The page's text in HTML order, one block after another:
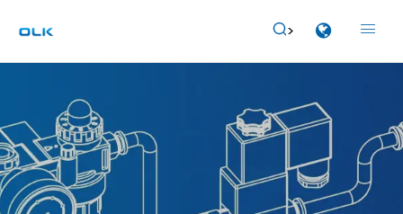
 